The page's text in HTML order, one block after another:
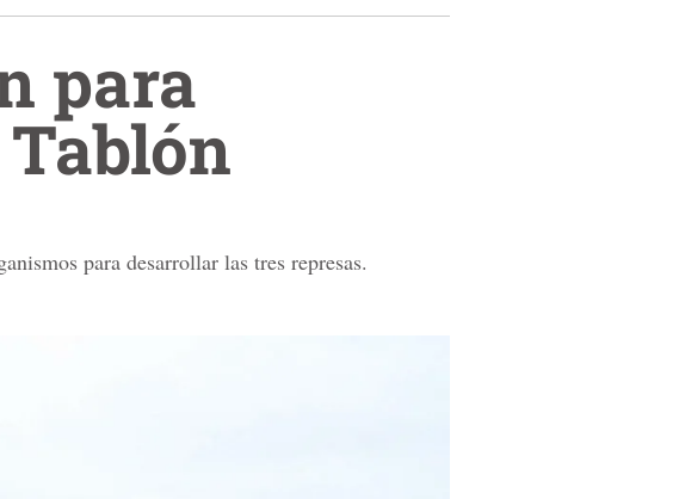
para
para desarrollar las tres represas.